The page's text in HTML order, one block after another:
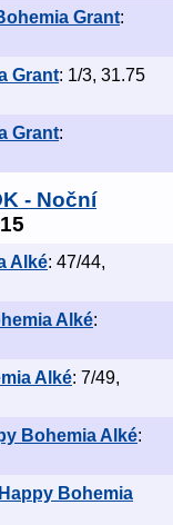
Grant:
Grant: 1/3, 31.75
Grant:
- Noční
Alké: 47/44,
Alké:
Alké: 7/49,
Bohemia Alké:
Bohemia